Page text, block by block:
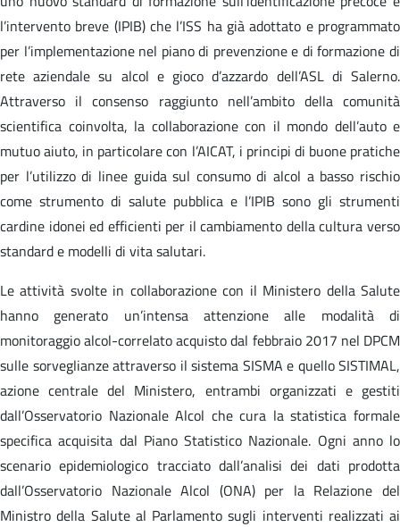
l’intervento breve (IPIB) che l’ISS ha già adottato e programmato
per l’implementazione nel piano di prevenzione e di formazione di
rete aziendale su alcol e gioco d’azzardo dell’ASL di Salerno.
Attraverso il consenso raggiunto nell’ambito della comunità
scientifica coinvolta, la collaborazione con il mondo dell’auto e
mutuo aiuto, in particolare con l’AICAT, i principi di buone pratiche
per l’utilizzo di linee guida sul consumo di alcol a basso rischio
come strumento di salute pubblica e l’IPIB sono gli strumenti
cardine idonei ed efficienti per il cambiamento della cultura verso
standard e modelli di vita salutari.
Le attività svolte in collaborazione con il Ministero della Salute
hanno generato un’intensa attenzione alle modalità di
monitoraggio alcol-correlato acquisto dal febbraio 2017 nel DPCM
sulle sorveglianze attraverso il sistema SISMA e quello SISTIMAL,
azione centrale del Ministero, entrambi organizzati e gestiti
dall’Osservatorio Nazionale Alcol che cura la statistica formale
specifica acquisita dal Piano Statistico Nazionale. Ogni anno lo
scenario epidemiologico tracciato dall’analisi dei dati prodotta
dall’Osservatorio Nazionale Alcol (ONA) per la Relazione del
Ministro della Salute al Parlamento sugli interventi realizzati ai